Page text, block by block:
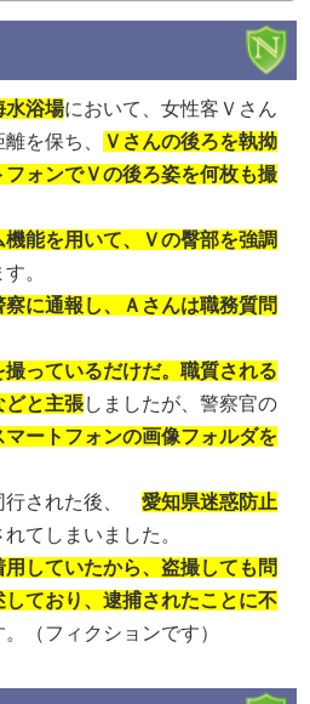
水浴場において、女性客Ｖさん
を保ち、
Ｖさんの後ろを執拗
ォンでＶの後ろ姿を何枚も撮
機能を用いて、Ｖの臀部を強調
。
に通報し、Ａさんは職務質問
撮っているだけだ。職質される
どと主張しましたが、警察官の
マートフォンの画像フォルダを
行された後、愛知県迷惑防止
れてしまいました。
用していたから、盗撮しても問
しており、逮捕されたことに不
。（フィクションです）